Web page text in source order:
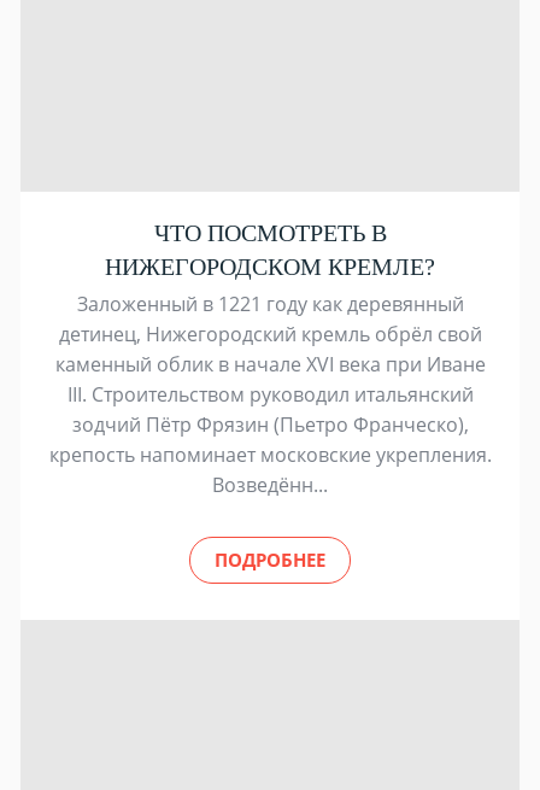
ЧТО ПОСМОТРЕТЬ В
НИЖЕГОРОДСКОМ КРЕМЛЕ?
Заложенный в 1221 году как деревянный
детинец, Нижегородский кремль обрёл свой
каменный облик в начале XVI века при Иване
III. Строительством руководил итальянский
зодчий Пётр Фрязин (Пьетро Франческо),
крепость напоминает московские укрепления.
Возведённ...
ПОДРОБНЕЕ